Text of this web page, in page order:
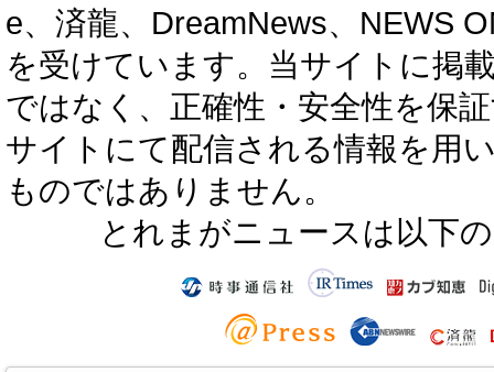
e、済龍、DreamNews、NEWS
を受けています。当サイトに掲
ではなく、正確性・安全性を保
サイトにて配信される情報を用
ものではありません。
とれまがニュースは以下